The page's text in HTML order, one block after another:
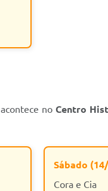
acontece noCentro
Sábado
Cora e Cia